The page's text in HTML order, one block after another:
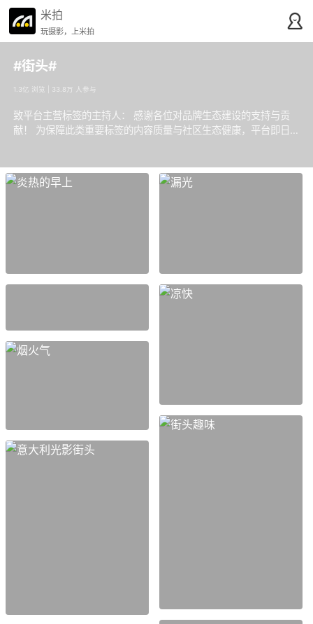
米拍
玩摄影，上米拍
#街头#
1.3亿 浏览 | 33.8万 人参与
致平台主营标签的主持人： 感谢各位对品牌生态建设的支持与贡
献！ 为保障此类重要标签的内容质量与社区生态健康，平台即日
们持续开放主持人申请通道，欢迎符合条件的用户提交申请。请注
意，对于未能满足管理要求的主持人，平台将依据规则进行资格评